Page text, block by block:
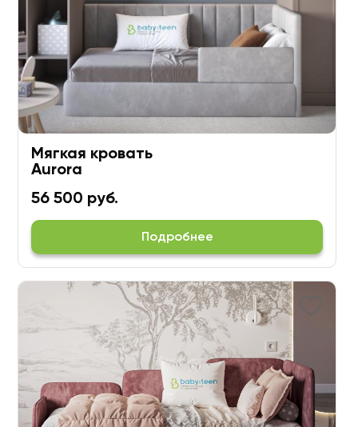
Мягкая кровать
Aurora
56 500 руб.
Подробнее